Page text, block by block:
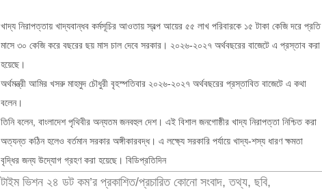
খাদ্য নিরাপত্তায় খাদ্যবান্ধব কর্মসূচির আওতায় স্বল্প আয়ের ৫৫ লাখ পরিবারকে ১৫ টাকা কেজি দরে প্রতি
মাসে ৩০ কেজি করে বছরের ছয় মাস চাল দেবে সরকার। ২০২৬-২০২৭ অর্থবছরের বাজেটে এ প্রস্তাব করা
হয়েছে।
অর্থমন্ত্রী আমির খসরু মাহমুদ চৌধুরী বৃহস্পতিবার ২০২৬-২০২৭ অর্থবছরের প্রস্তাবিত বাজেটে এ কথা
বলেন।
তিনি বলেন, বাংলাদেশ পৃথিবীর অন্যতম জনবহুল দেশ। এই বিশাল জনগোষ্ঠীর খাদ্য নিরাপত্তা নিশ্চিত করা
অত্যন্ত কঠিন হলেও বর্তমান সরকার অঙ্গীকারবদ্ধ। এ লক্ষ্যে সরকারি পর্যায়ে খাদ্য-শস্য ধারণ ক্ষমতা
বৃদ্ধির জন্য উদ্যোগ গ্রহণ করা হয়েছে। বিডিপ্রতিদিন
টাইম ভিশন ২৪ ডট কম’র প্রকাশিত/প্রচারিত কোনো সংবাদ, তথ্য, ছবি,